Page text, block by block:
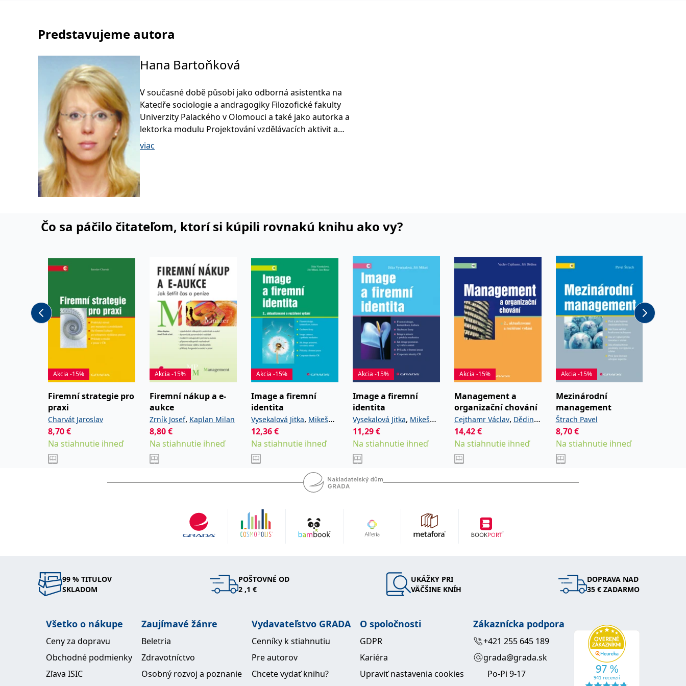
Predstavujeme autora
Hana Bartoňková
V současné době působí jako odborná asistentka na
Katedře sociologie a andragogiky Filozofické fakulty
Univerzity Palackého v Olomouci a také jako autorka a
lektorka modulu Projektování vzdělávacích aktivit a
Analýza vzdělávacích potřeb v kurzu Certifikovaný manažer
viac
Čo sa páčilo čitateľom, ktorí si kúpili rovnakú knihu ako vy?
Akcia -15%
Firemní strategie pro
praxi
Charvát Jaroslav
8,70€
Na stiahnutie ihneď
Akcia -15%
Firemní nákup a e-
aukce
Zrník Josef, Kaplan Milan
8,80€
Na stiahnutie ihneď
Akcia -15%
Image a firemní
identita
Vysekalová Jitka, Mikeš
Jiří,Binar Jan
12,36€
Na stiahnutie ihneď
Akcia -15%
Image a firemní
identita
Vysekalová Jitka, Mikeš
Jiří
11,29€
Na stiahnutie ihneď
Akcia -15%
Management a
organizační chování
Cejthamr Václav, Dědina
Jiří
14,42€
Na stiahnutie ihneď
Akcia -15%
Mezinárodní
management
Štrach Pavel
8,70€
Na stiahnutie ihneď
99 % TITULOV
SKLADOM
POŠTOVNÉ OD
2 ,1 €
UKÁŽKY PRI
VÄČŠINE KNÍH
DOPRAVA NAD
35 € ZADARMO
Všetko o nákupe
Ceny za dopravu
Obchodné podmienky
Zľava ISIC
Zaujímavé žánre
Beletria
Zdravotníctvo
Osobný rozvoj a poznanie
Vydavateľstvo GRADA
Cenníky k stiahnutiu
Pre autorov
Chcete vydať knihu?
O spoločnosti
GDPR
Kariéra
Upraviť nastavenia cookies
Zákaznícka podpora
+421 255 645 189
grada@grada.sk
Po-Pi 9-17